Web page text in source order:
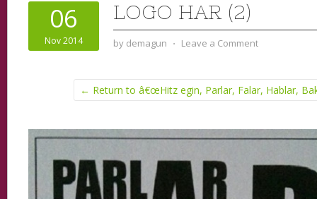
06
Nov 2014
LOGO HAR (2)
by demagun ⋅ Leave a Comment
← Return to â€œHitz egin, Parlar, Falar, Hablar,